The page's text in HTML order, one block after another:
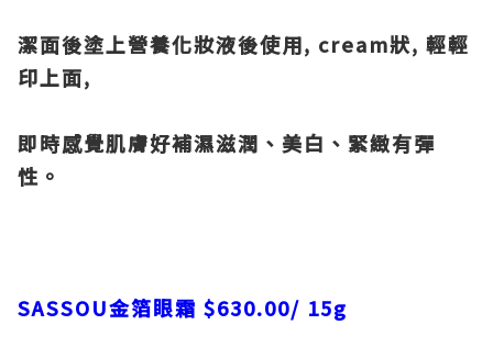
潔面後塗上營養化妝液後使用, cream狀, 輕輕
印上面,
即時感覺肌膚好補濕滋潤、美白、緊緻有彈
性。
SASSOU金箔眼霜 $630.00/ 15g